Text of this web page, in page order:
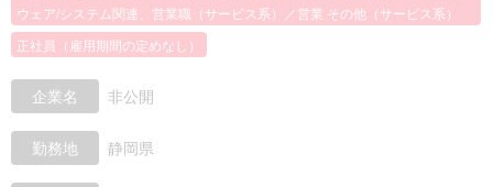
ウェア/システム関連、営業職（サービス系）／営業 その他（サービス系）
正社員（雇用期間の定めなし）
企業名 非公開
勤務地 静岡県